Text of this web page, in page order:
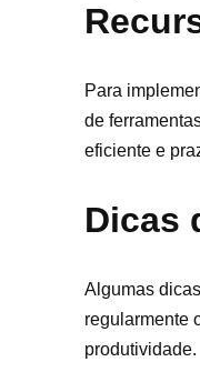
Para
de
eficiente e
Dicas
Algumas
regularmente
produtividade.